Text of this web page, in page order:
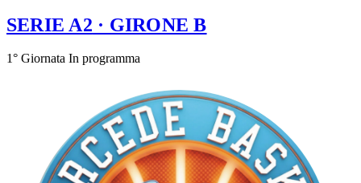
SERIE A2 · GIRONE B
1° Giornata In programma